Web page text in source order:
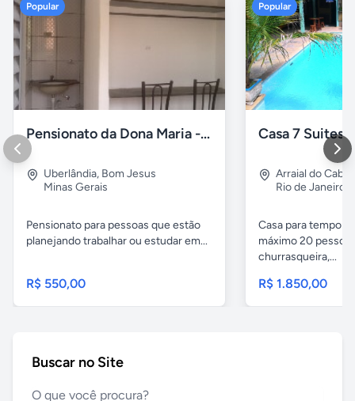
Popular
Pensionato da Dona Maria - Uberlândia/MG
Uberlândia, Bom Jesus
Minas Gerais
Pensionato para pessoas que estão
planejando trabalhar ou estudar em...
R$ 550,00
Popular
Arraial do Cabo
Rio de Janeiro
Casa para
máximo 20
churrasqueira,...
R$ 1.850,00
Buscar no Site